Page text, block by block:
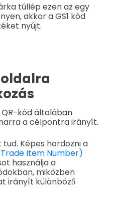
túllép ezen az egy
akkor a GS1 kód
nyújt.
kód általában
a célpontra irányít.
tud. Képes hordozni a
Item Number)
használja a
miközben
irányít különböző